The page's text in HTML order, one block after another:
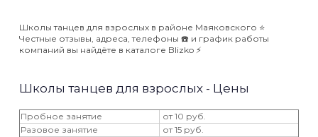
Школы танцев для взрослых в районе Маяковского ⭐️
Честные отзывы, адреса, телефоны ☎️ и график работы
компаний вы найдёте в каталоге Blizko ⚡️
Школы танцев для взрослых - Цены
Пробное занятие
от 10 руб.
Разовое занятие
от 15 руб.